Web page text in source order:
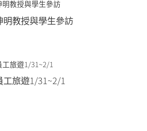
明教授與學生參訪
工旅遊1/31~2/1